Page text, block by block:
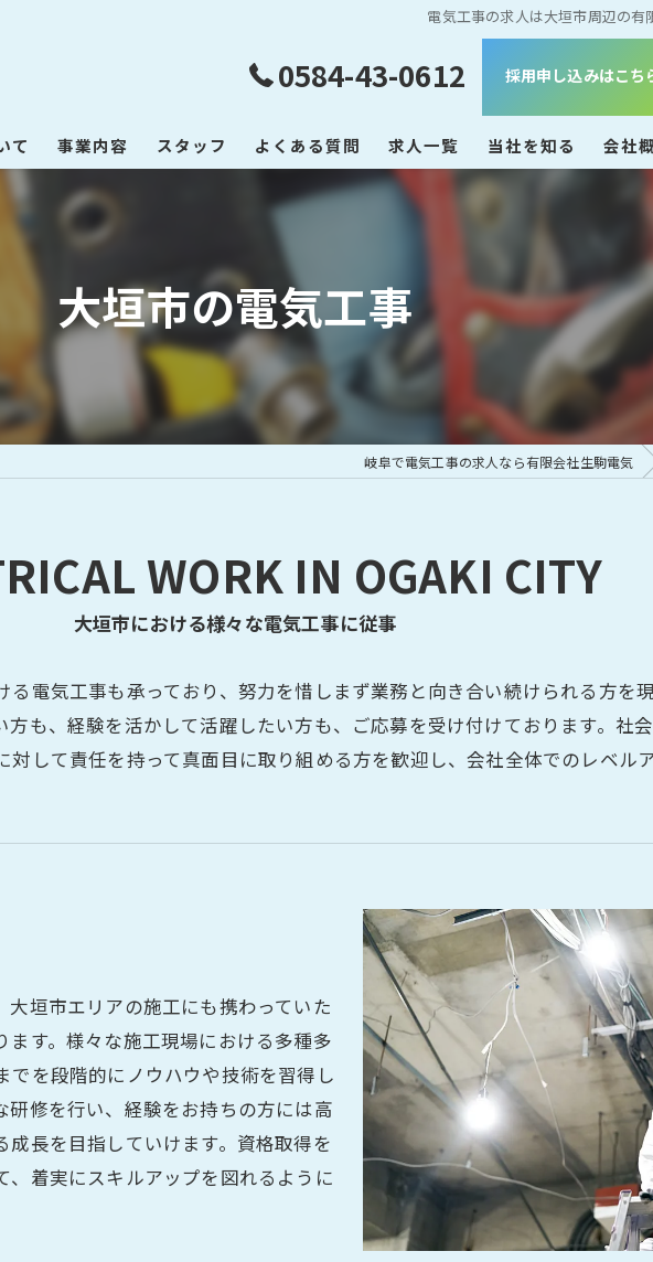
電気工事の求人は大垣市周辺の
0584-43-0612 採用申し込みはこち
て 事業内容 スタッフ よくある質問 求人一覧 当社を知る
経験者
事務
会社
大垣市の電気工事
岐阜で電気工事の求人なら有限会社生駒電気
大垣市における様々な電気工事に従事
WORK IN OGAKI CITY
電気工事も承っており、努力を惜しまず業務と向き合い続けられる方を
も、経験を活かして活躍したい方も、ご応募を受け付けております。社
して責任を持って真面目に取り組める方を歓迎し、会社全体でのレベルア
垣市エリアの施工にも携わっていた
す。様々な施工現場における多種多
を段階的にノウハウや技術を習得し
修を行い、経験をお持ちの方には高
長を目指していけます。資格取得を
着実にスキルアップを図れるように